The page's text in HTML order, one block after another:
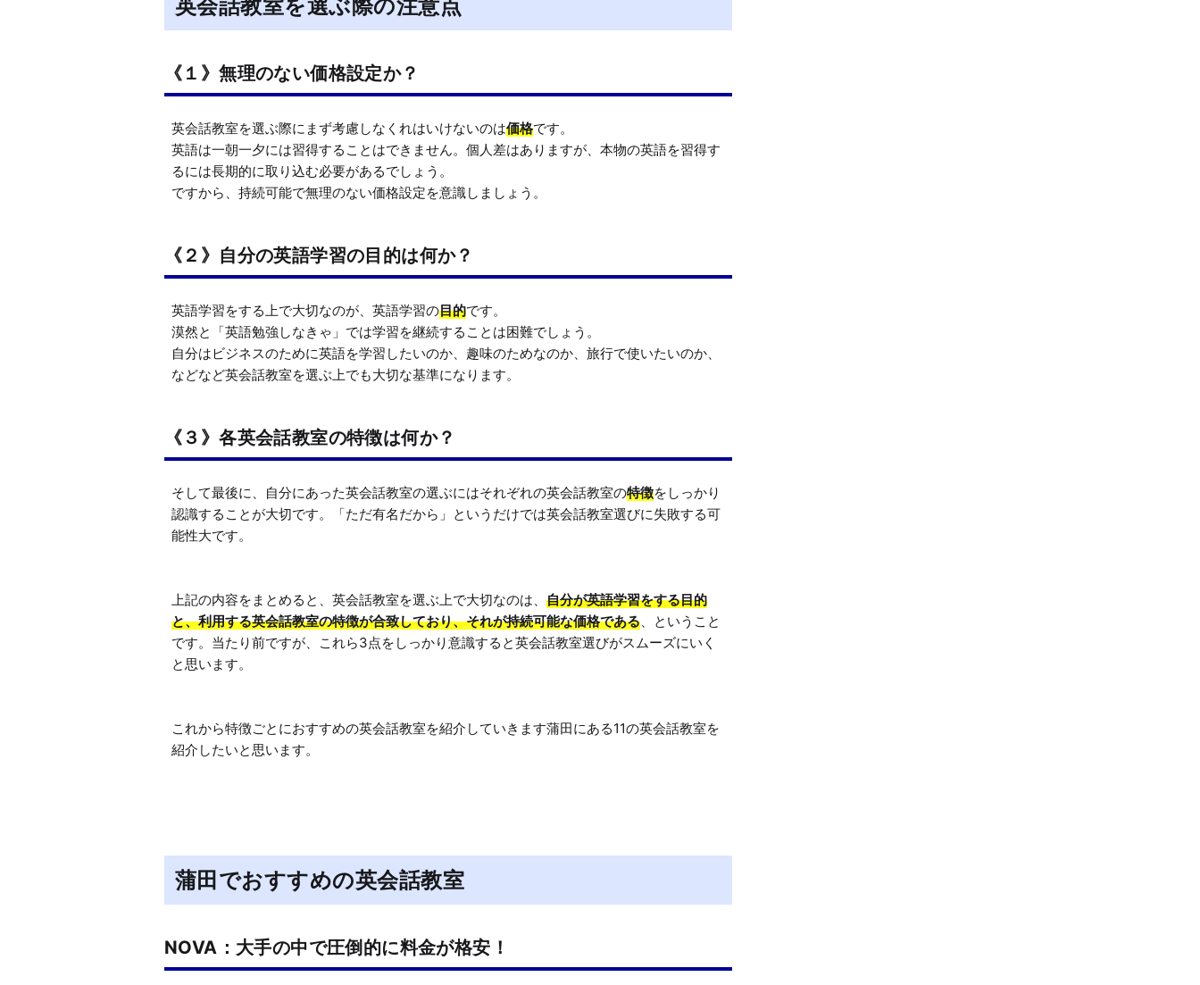
英会話教室を選ぶ際の注意点
《１》無理のない価格設定か？
英会話教室を選ぶ際にまず考慮しなくれはいけないのは価格です。
英語は一朝一夕には習得することはできません。個人差はありますが、本物の英語を習得す
るには長期的に取り込む必要があるでしょう。
ですから、持続可能で無理のない価格設定を意識しましょう。
《２》自分の英語学習の目的は何か？
英語学習をする上で大切なのが、英語学習の目的です。
漠然と「英語勉強しなきゃ」では学習を継続することは困難でしょう。
自分はビジネスのために英語を学習したいのか、趣味のためなのか、旅行で使いたいのか、
などなど英会話教室を選ぶ上でも大切な基準になります。
《３》各英会話教室の特徴は何か？
そして最後に、自分にあった英会話教室の選ぶにはそれぞれの英会話教室の特徴をしっかり
認識することが大切です。「ただ有名だから」というだけでは英会話教室選びに失敗する可
能性大です。
上記の内容をまとめると、英会話教室を選ぶ上で大切なのは、 自分が英語学習をする目的
と、利用する英会話教室の特徴が合致しており、それが持続可能な価格である、ということ
です。当たり前ですが、これら3点をしっかり意識すると英会話教室選びがスムーズにいく
と思います。
これから特徴ごとにおすすめの英会話教室を紹介していきます蒲田にある11の英会話教室を
紹介したいと思います。
蒲田でおすすめの英会話教室
NOVA：大手の中で圧倒的に料金が格安！